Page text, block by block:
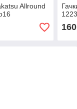
Allround
160